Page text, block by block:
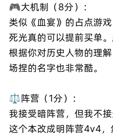
🎮大机制（8分）：
类似《血宴》的占点游
死光真的可以提前买单
根据你对历史人物的理
场捏的名字也非常酷。
⚖️阵营（1分）：
我接受暗阵营，但我不
这个本改成明阵营4v4